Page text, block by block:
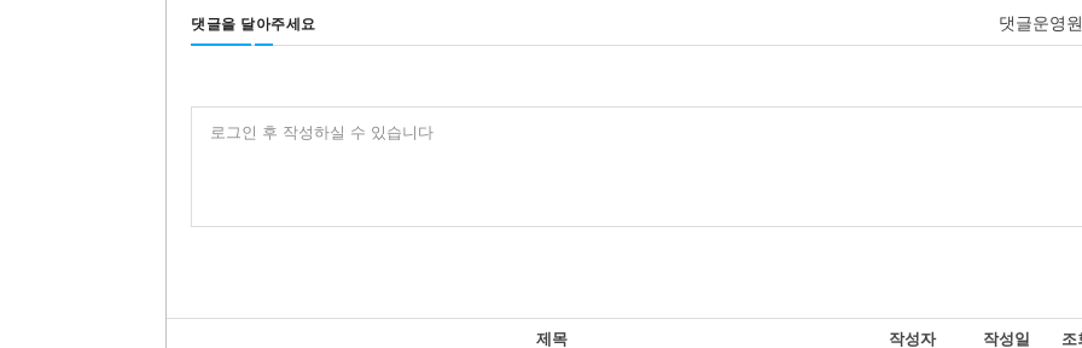
댓글을 달아주세요 댓글운영
로그인 후 작성하실 수 있습니다
제목 작성자 작성일 조